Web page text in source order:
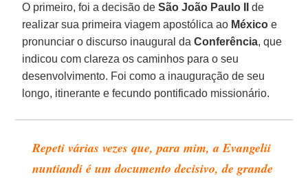
O primeiro, foi a decisão deSão João Paulo II
de
realizar sua primeira viagem apostólica ao México e
pronunciar o discurso inaugural daConferência, que
indicou com clareza os caminhos para o seu
desenvolvimento. Foi como a inauguração de seu
longo, itinerante e fecundo pontificado missionário.
Repeti várias vezes que, para mim, a Evangelii
nuntiandi é um documento decisivo, de grande